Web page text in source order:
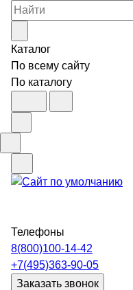
Каталог
По всему сайту
По каталогу
Телефоны
8(800)100-14-42
+7(495)363-90-05
Заказать звонок